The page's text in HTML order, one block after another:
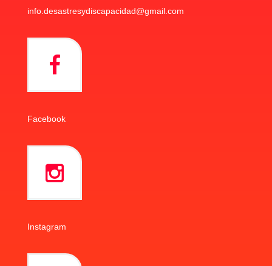
info.desastresydiscapacidad@gmail.com
Facebook
Instagram